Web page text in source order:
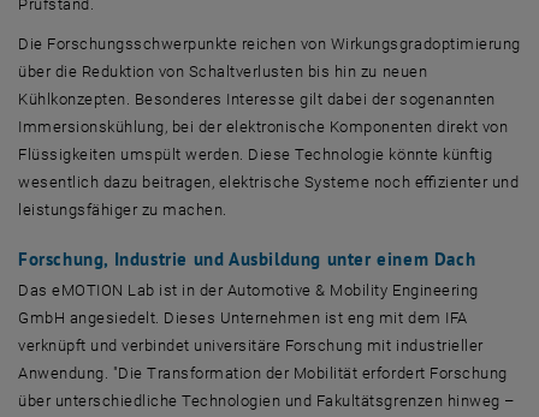
Prüfstand.
Die Forschungsschwerpunkte reichen von Wirkungsgradoptimierung
über die Reduktion von Schaltverlusten bis hin zu neuen
Kühlkonzepten. Besonderes Interesse gilt dabei der sogenannten
Immersionskühlung, bei der elektronische Komponenten direkt von
Flüssigkeiten umspült werden. Diese Technologie könnte künftig
wesentlich dazu beitragen, elektrische Systeme noch effizienter und
leistungsfähiger zu machen.
Forschung, Industrie und Ausbildung unter einem Dach
DaseMOTION Lab ist in der Automotive & Mobility Engineering
GmbH angesiedelt. Dieses Unternehmen ist eng mit dem IFA
verknüpft und verbindet universitäre Forschung mit industrieller
Anwendung. "Die Transformation der Mobilität erfordert Forschung
über unterschiedliche Technologien und Fakultätsgrenzen hinweg –